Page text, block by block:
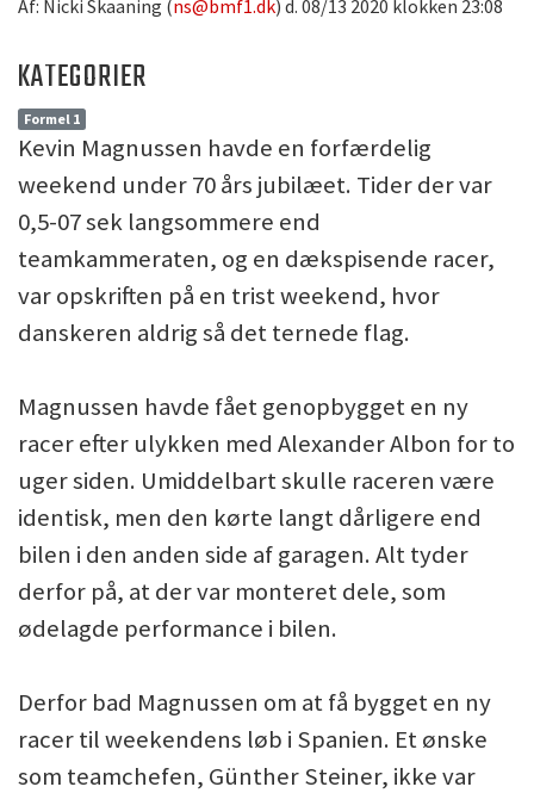
Af: Nicki Skaaning (ns@bmf1.dk) d. 08/13 2020 klokken 23:08
KATEGORIER
Formel 1
Kevin Magnussen havde en forfærdelig
weekend under 70 års jubilæet. Tider der var
0,5-07 sek langsommere end
teamkammeraten, og en dækspisende racer,
var opskriften på en trist weekend, hvor
danskeren aldrig så det ternede flag.
Magnussen havde fået genopbygget en ny
racer efter ulykken med Alexander Albon for to
uger siden. Umiddelbart skulle raceren være
identisk, men den kørte langt dårligere end
bilen i den anden side af garagen. Alt tyder
derfor på, at der var monteret dele, som
ødelagde performance i bilen.
Derfor bad Magnussen om at få bygget en ny
racer til weekendens løb i Spanien. Et ønske
som teamchefen, Günther Steiner, ikke var